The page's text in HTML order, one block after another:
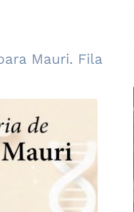
Mauri. Fila